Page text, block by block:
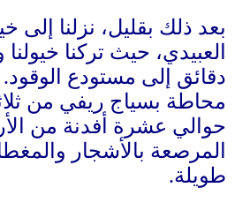
بعد ذلك بقليل، نزلنا
العبيدي، حيث تركنا
دقائق إلى مستودع الوقود
محاطة بسياج ريفي من
حوالي عشرة أفدنة من
المرصعة بالأشجار
طويلة.